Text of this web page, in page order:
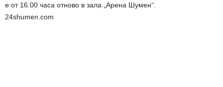
е от 16.00 часа отново в зала „Арена Шумен“.
24shumen.com